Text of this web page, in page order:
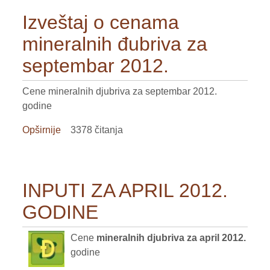
VOĆE
ŽITARICE
ŽIVA STOKA
BILTENI
REPORTERI
Izveštaj o cenama
mineralnih đubriva za
septembar 2012.
Cene mineralnih djubriva za septembar 2012.
godine
Opširnije
mineralnih
za
septembar
2012.
3378 čitanja
INPUTI ZA APRIL 2012.
GODINE
Cene mineralnih djubriva za april 2012.
godine